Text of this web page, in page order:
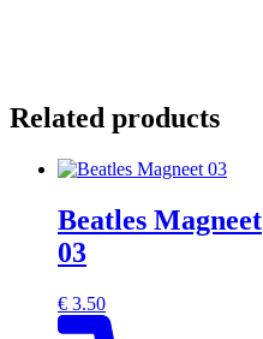
Related products
Beatles Magneet
03
€ 3.50